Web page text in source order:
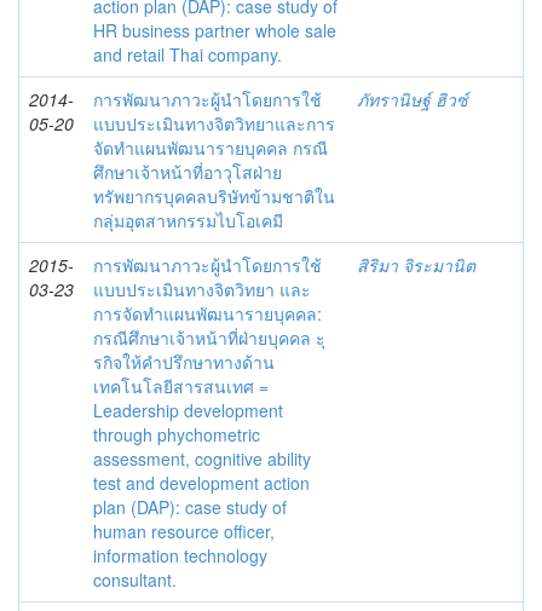
action plan (DAP): case study of
HR business partner whole sale
and retail Thai company.
2014-
05-20
การพัฒนาภาวะผู้นำโดยการใช้
แบบประเมินทางจิตวิทยาและการ
จัดทำแผนพัฒนารายบุคคล กรณี
ศึกษาเจ้าหน้าที่อาวุโสฝ่าย
ทรัพยากรบุคคลบริษัทข้ามชาติใน
กลุ่มอุตสาหกรรมไบโอเคมี
ภัทรานิษฐ์ ฮิวซ์
2015-
03-23
การพัฒนาภาวะผู้นำโดยการใช้
แบบประเมินทางจิตวิทยา และ
การจัดทำแผนพัฒนารายบุคคล:
กรณีศึกษาเจ้าหน้าที่ฝ่ายบุคคล ะุ
รกิจให้คำปรึกษาทางด้าน
เทคโนโลยีสารสนเทศ =
Leadership development
through phychometric
assessment, cognitive ability
test and development action
plan (DAP): case study of
human resource officer,
information technology
consultant.
สิริมา จิระมานิต